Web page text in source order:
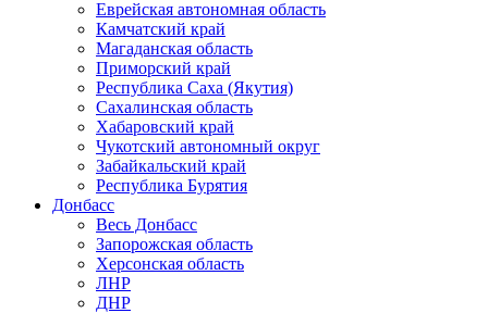
Еврейская автономная область
Камчатский край
Магаданская область
Приморский край
Республика Саха (Якутия)
Сахалинская область
Хабаровский край
Чукотский автономный округ
Забайкальский край
Республика Бурятия
Донбасс
Весь Донбасс
Запорожская область
Херсонская область
ЛНР
ДНР